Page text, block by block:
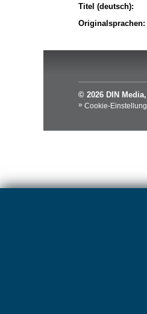
Titel (deutsch):
Originalsprachen:
© 2026 DIN
Cookie-